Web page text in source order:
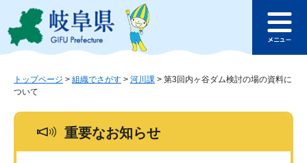
ジ
ュ
このページの本文へ
ュ
トップページ > 組織でさがす > 河川課 > 第3回内ヶ谷ダム検討の場の資料に
ついて
重要なお知らせ